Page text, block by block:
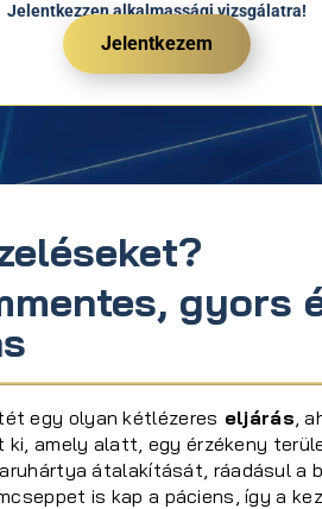
Jelentkezzen alkalmassági vizsgálatra!
Jelentkezem
gyors
egy olyan kétlézeres eljárás ,
ki, amely alatt, egy érzékeny
átalakítását, ráadásul a
is kap a páciens, így a